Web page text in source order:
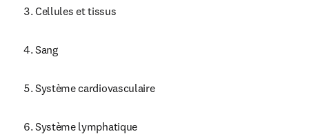
Cellules et tissus
Sang
Système cardiovasculaire
Système lymphatique